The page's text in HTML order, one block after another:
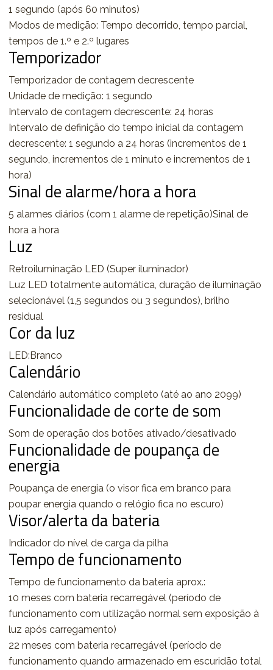
1 segundo (após 60 minutos)
Modos de medição: Tempo decorrido, tempo parcial,
tempos de 1.º e 2.º lugares
Temporizador
Temporizador de contagem decrescente
Unidade de medição: 1 segundo
Intervalo de contagem decrescente: 24 horas
Intervalo de definição do tempo inicial da contagem
decrescente: 1 segundo a 24 horas (incrementos de 1
segundo, incrementos de 1 minuto e incrementos de 1
hora)
Sinal de alarme/hora a hora
5 alarmes diários (com 1 alarme de repetição)Sinal de
hora a hora
Luz
Retroiluminação LED (Super iluminador)
Luz LED totalmente automática, duração de iluminação
selecionável (1,5 segundos ou 3 segundos), brilho
residual
Cor da luz
LED:Branco
Calendário
Calendário automático completo (até ao ano 2099)
Funcionalidade de corte de som
Som de operação dos botões ativado/desativado
Funcionalidade de poupança de
energia
Poupança de energia (o visor fica em branco para
poupar energia quando o relógio fica no escuro)
Visor/alerta da bateria
Indicador do nível de carga da pilha
Tempo de funcionamento
Tempo de funcionamento da bateria aprox.:
10 meses com bateria recarregável (período de
funcionamento com utilização normal sem exposição à
luz após carregamento)
22 meses com bateria recarregável (período de
funcionamento quando armazenado em escuridão total